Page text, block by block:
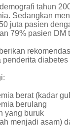
tahun
Sedangkan
juta pasien
79% pasien
diabetes
berat (kadar
berulang
yang buruk
menjadi asam)